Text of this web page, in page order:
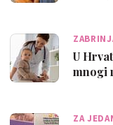
U
mnogi
ZA